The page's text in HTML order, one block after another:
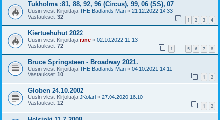
Tukholma :81, 88, 92, 96 (Circus), 99, 06 (SS), 07
Uusin viesti Kirjoittaja THE Badlands Man « 21.12.2022 14:33
Vastaukset: 32 1 2 3 4
Kiertuehuhut 2022
Uusin viesti Kirjoittaja rane « 02.10.2022 11:13
Vastaukset: 72 1 … 5 6 7 8
Bruce Springsteen - Broadway 2021.
Uusin viesti Kirjoittaja THE Badlands Man « 04.10.2021 14:11
Vastaukset: 10 1 2
Globen 24.10.2002
Uusin viesti Kirjoittaja JKolari « 27.04.2020 18:10
Vastaukset: 12 1 2